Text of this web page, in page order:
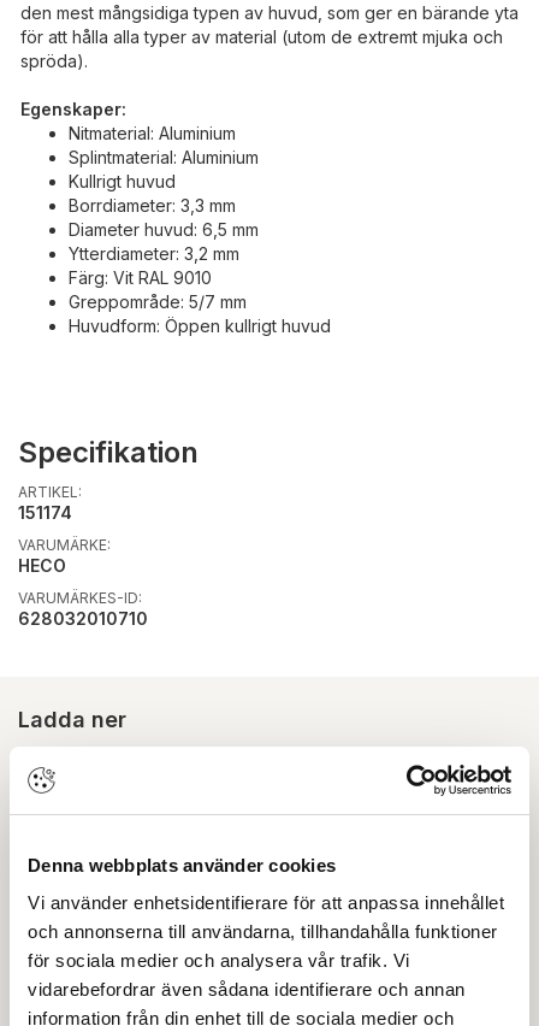
Denna webbplats använder cookies
Vi använder enhetsidentifierare för att anpassa innehållet
och annonserna till användarna, tillhandahålla funktioner
för sociala medier och analysera vår trafik. Vi
vidarebefordrar även sådana identifierare och annan
information från din enhet till de sociala medier och
den mest mångsidiga typen av huvud, som ger en bärande yta
för att hålla alla typer av material (utom de extremt mjuka och
spröda).
Egenskaper:
Nitmaterial: Aluminium
Splintmaterial: Aluminium
Kullrigt huvud
Borrdiameter: 3,3 mm
Diameter huvud: 6,5 mm
Ytterdiameter: 3,2 mm
Färg: Vit RAL 9010
Greppområde: 5/7 mm
Huvudform: Öppen kullrigt huvud
Specifikation
ARTIKEL:
151174
VARUMÄRKE:
HECO
VARUMÄRKES-ID:
628032010710
Ladda ner
Det finns inga dokument kopplade till denna produkt
Skapa inloggning, bli företagskund eller logga in för att
beställa, se priser,
produktblad, ritningar, monteringsbeskrivningar samt
övriga dokument.